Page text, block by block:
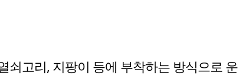
쇠고리, 지팡이 등에 부착하는 방식으로